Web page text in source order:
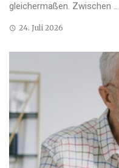
gleichermaßen. Zwischen ...
24. Juli 2026